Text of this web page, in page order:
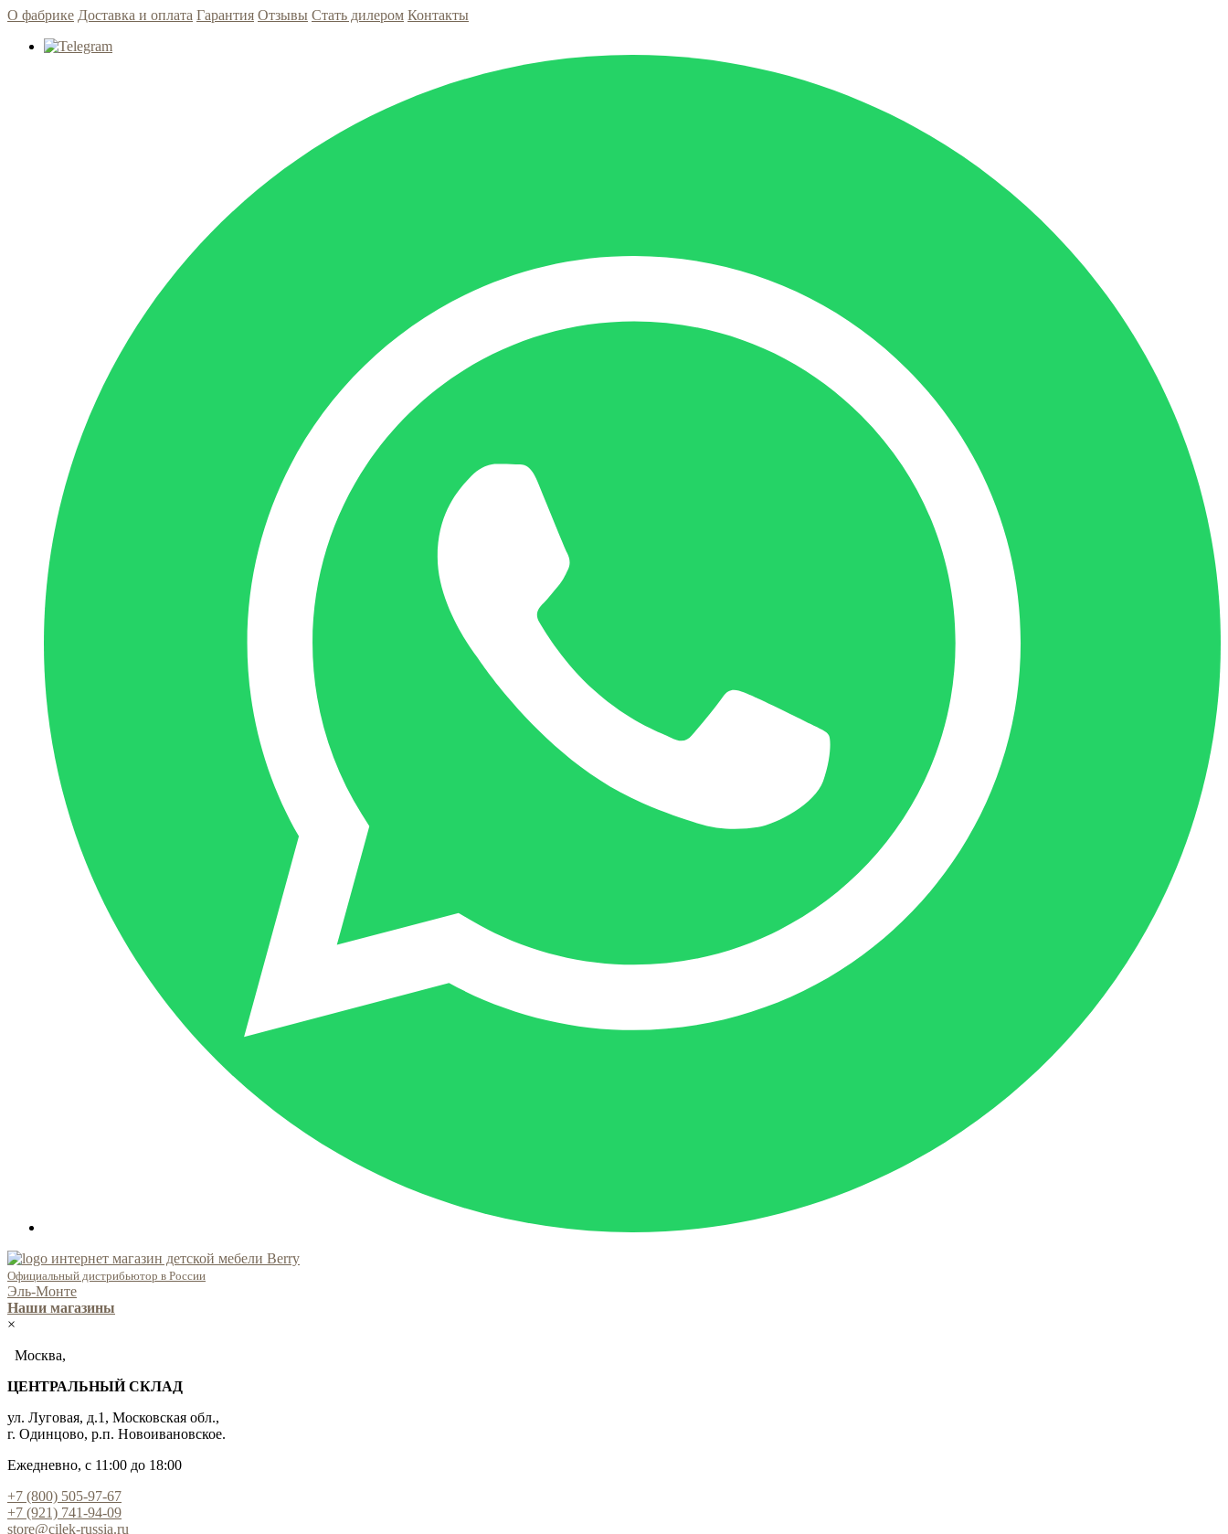
О фабрике Доставка и оплата Гарантия Отзывы Стать дилером Контакты
Официальный дистрибьютор в России
Эль-Монте
Наши магазины
×
Москва,
ЦЕНТРАЛЬНЫЙ СКЛАД
ул. Луговая, д.1, Московская обл.,
г. Одинцово, р.п. Новоивановское.
Ежедневно, с 11:00 до 18:00
+7 (800) 505-97-67
+7 (921) 741-94-09
store@cilek-russia.ru